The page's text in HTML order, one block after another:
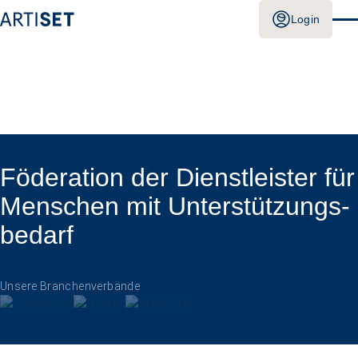
Login
Föderation der Dienstleister für
Menschen mit Unterstützungs­
bedarf
Unsere Branchenverbände